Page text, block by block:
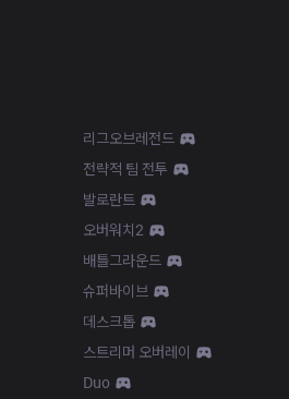
리그오브레전드
전략적 팀 전투
발로란트
오버워치2
배틀그라운드
슈퍼바이브
데스크톱
스트리머 오버레이
Duo